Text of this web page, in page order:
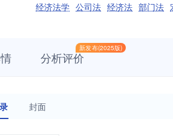
经济法学 公司法 经济法 部门法
新发布(2025版)
分析评价
封面